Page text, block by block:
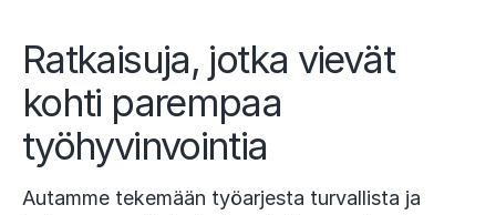
Ratkaisuja, jotka vievät
kohti parempaa
työhyvinvointia
Autamme tekemään työarjesta turvallista ja